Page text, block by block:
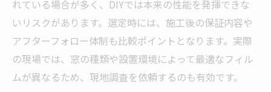
れている場合が多く、DIYでは本来の性能を発揮できな
いリスクがあります。選定時には、施工後の保証内容や
アフターフォロー体制も比較ポイントとなります。実際
の現場では、窓の種類や設置環境によって最適なフィル
ムが異なるため、現地調査を依頼するのも有効です。